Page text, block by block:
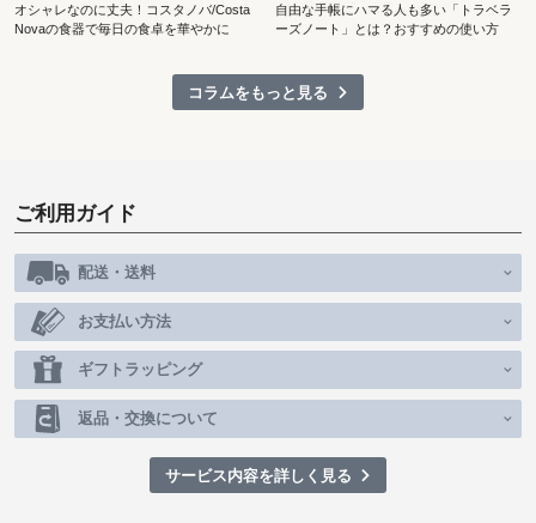
オシャレなのに丈夫！コスタノバ/Costa
Novaの食器で毎日の食卓を華やかに
自由な手帳にハマる人も多い「トラベラ
ーズノート」とは？おすすめの使い方
コラムをもっと見る
ご利用ガイド
配送・送料
お支払い方法
ギフトラッピング
返品・交換について
サービス内容を詳しく見る